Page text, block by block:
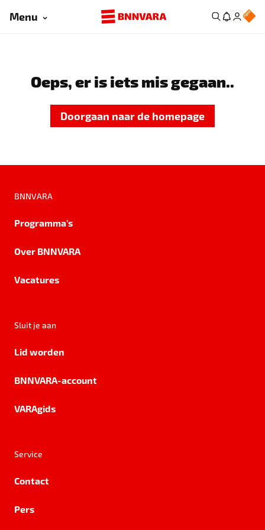
Menu
Oeps, er is iets mis gegaan..
Doorgaan naar de homepage
BNNVARA
Programma's
Over BNNVARA
Vacatures
Sluit je aan
Lid worden
BNNVARA-account
VARAgids
Service
Contact
Pers